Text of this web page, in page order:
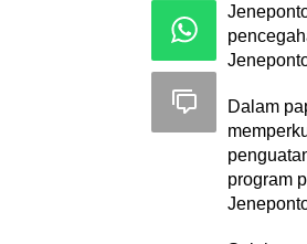
Dalam
program